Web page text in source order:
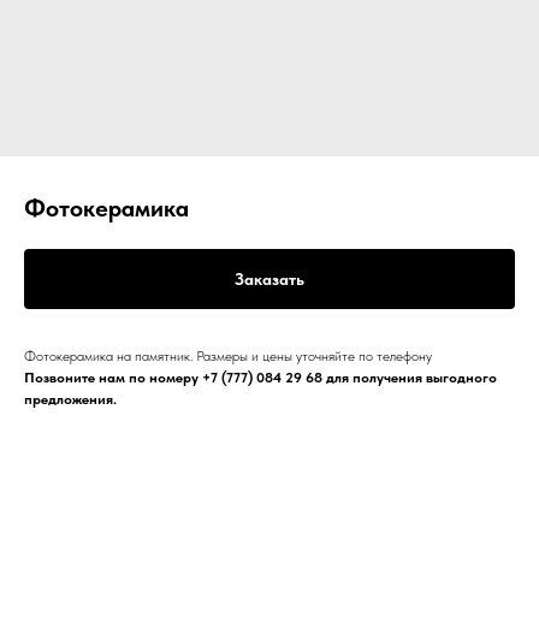
Фотокерамика
Заказать
Фотокерамика на памятник. Размеры и цены уточняйте по телефону
Позвоните нам по номеру +7 (777) 084 29 68 для получения выгодного
предложения.